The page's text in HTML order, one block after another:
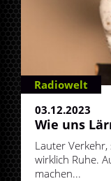
Radiowelt
03.12.2023
Wie uns
Lauter
wirklich Ruhe.
machen...